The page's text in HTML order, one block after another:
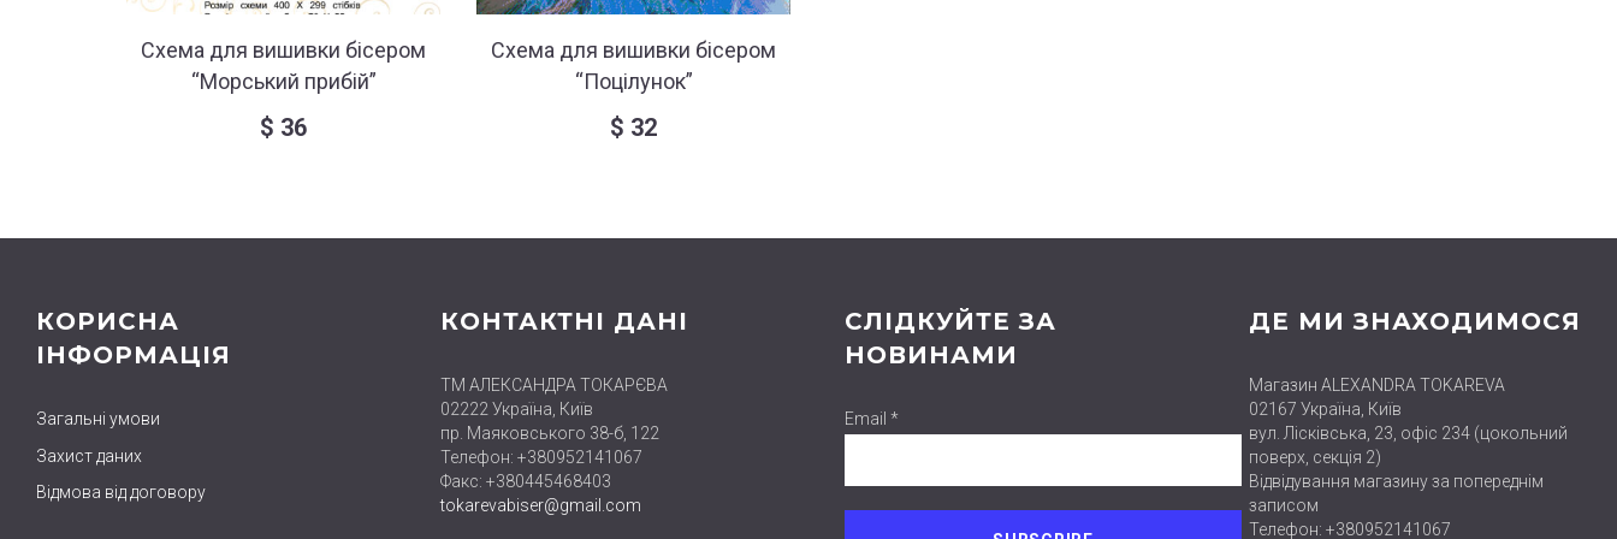
Схема для вишивки бісером
“Морський прибій”
$ 36
Схема для вишивки бісером
“Поцілунок”
$ 32
КОРИСНА
ІНФОРМАЦІЯ
Загальні умови
Захист даних
Відмова від договору
КОНТАКТНІ ДАНІ
ТМ АЛЕКСАНДРА ТОКАРЄВА
02222 Україна, Київ
пр. Маяковського 38-б, 122
Телефон: +380952141067
Факс: +380445468403
tokarevabiser@gmail.com
СЛІДКУЙТЕ ЗА
НОВИНАМИ
Email *
ДЕ МИ ЗНАХОДИМОСЯ
Магазин ALEXANDRA TOKAREVA
02167 Україна, Київ
вул. Лісківська, 23, офіс 234 (цокольний
поверх, секція 2)
Відвідування магазину за попереднім
записом
Телефон: +380952141067